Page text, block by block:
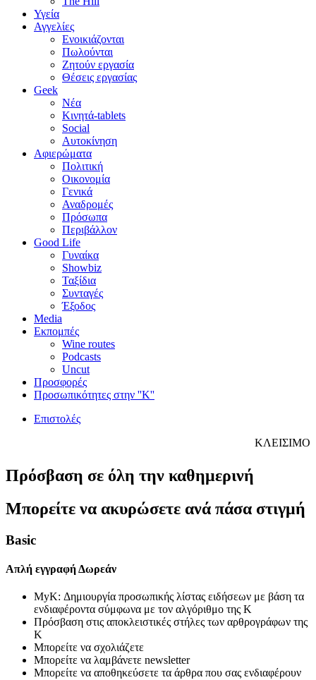
Υγεία
Αγγελίες
Ενοικιάζονται
Πωλούνται
Ζητούν εργασία
Θέσεις εργασίας
Geek
Νέα
Κινητά-tablets
Social
Αυτοκίνηση
Αφιερώματα
Πολιτική
Οικονομία
Γενικά
Αναδρομές
Πρόσωπα
Περιβάλλον
Good Life
Γυναίκα
Showbiz
Ταξίδια
Συνταγές
Έξοδος
Media
Εκπομπές
Wine routes
Podcasts
Uncut
Προσφορές
Προσωπικότητες στην ''Κ''
Επιστολές
ΚΛΕΙΣΙΜΟ
Πρόσβαση σε όλη την καθημερινή
Μπορείτε να ακυρώσετε ανά πάσα στιγμή
Basic
Απλή εγγραφήΔωρεάν
MyK: Δημιουργία προσωπικής λίστας ειδήσεων με βάση τα
ενδιαφέροντα σύμφωνα με τον αλγόριθμο της Κ
Πρόσβαση στις αποκλειστικές στήλες των αρθρογράφων της
Κ
Μπορείτε να σχολιάζετε
Μπορείτε να λαμβάνετε newsletter
Μπορείτε να αποθηκεύσετε τα άρθρα που σας ενδιαφέρουν